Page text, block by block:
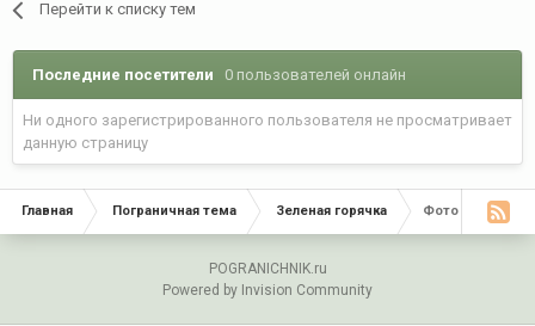
Перейти к списку тем
Последние посетители 0 пользователей онлайн
Ни одного зарегистрированного пользователя не просматривает
данную страницу
Главная Пограничная тема Зеленая горячка Фото Мест где
POGRANICHNIK.ru
Powered by Invision Community